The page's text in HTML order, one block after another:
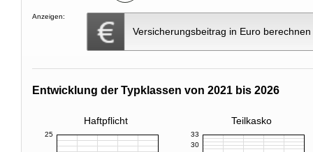
Anzeigen:
Versicherungsbeitrag in Euro berechnen
Entwicklung der Typklassen von 2021 bis 2026
Haftpflicht Teilkasko
25
30
33